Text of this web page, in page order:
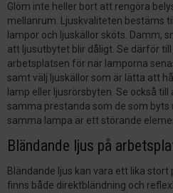
Glöm inte heller bort att rengöra
mellanrum. Ljuskvaliteten bestäms
lampor och ljuskällor sköts. Damm,
att ljusutbytet blir dåligt. Se därför
arbetsplatsen för när lamporna
samt välj ljuskällor som är lätta att
lamp eller ljusrörsbyten. Se också
samma prestanda som de som byts
samma lampa är ett störande
Bländande ljus på
Bländande ljus kan vara ett lika
finns både direktbländning och